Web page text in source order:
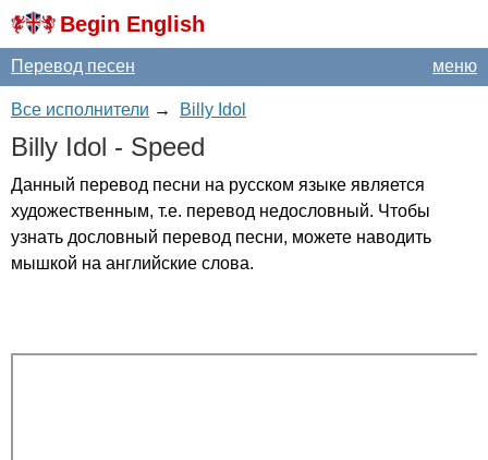
Begin English
меню
Перевод песен
Все исполнители → Billy Idol
Billy Idol - Speed
Данный перевод песни на русском языке является
художественным, т.е. перевод недословный. Чтобы
узнать дословный перевод песни, можете наводить
мышкой на английские слова.